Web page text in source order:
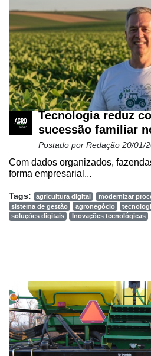
Tecnologia reduz
sucessão familiar
Postado por Redação 20/01/
Com dados organizados,
forma empresarial...
Tags: agricultura digital
modernizar
sistema de gestão
agronegócio
soluções digitais
Inovações tecnológicas